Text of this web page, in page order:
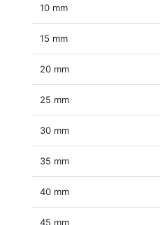
10 mm
15 mm
20 mm
25 mm
30 mm
35 mm
40 mm
45 mm